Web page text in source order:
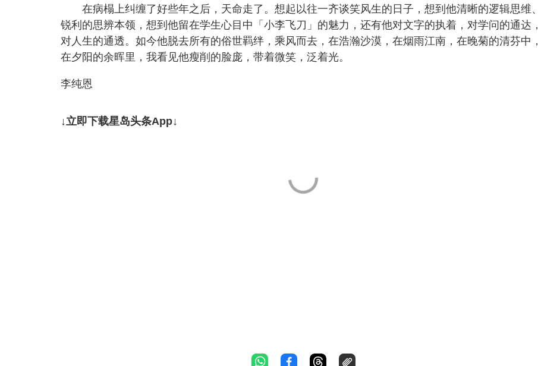
在病榻上纠缠了好些年之后，天命走了。想起以往一齐谈笑风生的日子，想到他清晰的逻辑思维、
锐利的思辨本领，想到他留在学生心目中「小李飞刀」的魅力，还有他对文字的执着，对学问的通达，
对人生的通透。如今他脱去所有的俗世羁绊，乘风而去，在浩瀚沙漠，在烟雨江南，在晚菊的清芬中，
在夕阳的余晖里，我看见他瘦削的脸庞，带着微笑，泛着光。
李纯恩
↓立即下载星岛头条App↓